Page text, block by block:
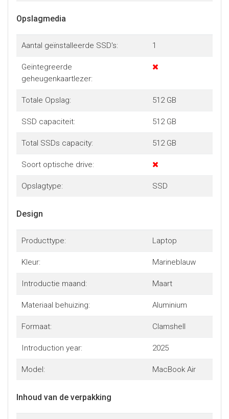
Opslagmedia
Aantal geïnstalleerde SSD's: 1
Geïntegreerde
geheugenkaartlezer:
Totale Opslag: 512 GB
SSD capaciteit: 512 GB
Total SSDs capacity: 512 GB
Soort optische drive:
Opslagtype: SSD
Design
Producttype: Laptop
Kleur: Marineblauw
Introductie maand: Maart
Materiaal behuizing: Aluminium
Formaat: Clamshell
Introduction year: 2025
Model: MacBook Air
Inhoud van de verpakking